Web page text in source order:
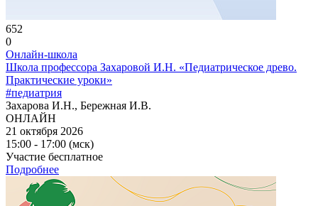
652
0
Онлайн-школа
Школа профессора Захаровой И.Н. «Педиатрическое древо.
Практические уроки»
#педиатрия
Захарова И.Н., Бережная И.В.
ОНЛАЙН
21 октября 2026
15:00 - 17:00 (мск)
Участие бесплатное
Подробнее